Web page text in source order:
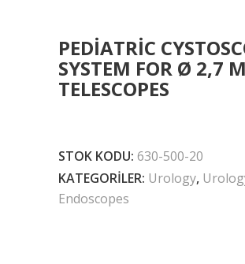
PEDIATRIC
SYSTEM FOR Ø 2,7
TELESCOPES
STOK KODU: 630-500-20
KATEGORILER: Urology,
Endoscopes